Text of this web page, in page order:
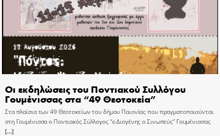
Οι εκδηλώσεις του Ποντιακού Συλλόγου
Γουμένισσας στα “49 Θεοτοκεία”
Στα πλαίσια των 49 Θεοτοκείων του δήμου Παιονίας που πραγματοποιούνται
στη Γουμένισσα ο Ποντιακός Σύλλογος “ο Διογένης ο Σινωπεύς” Γουμένισσας
[…]